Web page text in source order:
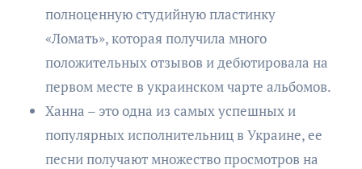
полноценную студийную пластинку
«Ломать», которая получила много
положительных отзывов и дебютировала на
первом месте в украинском чарте альбомов.
Ханна – это одна из самых успешных и
популярных исполнительниц в Украине, ее
песни получают множество просмотров на